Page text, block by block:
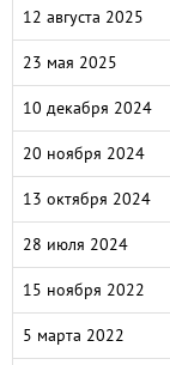
12 августа 2025
23 мая 2025
10 декабря 2024
20 ноября 2024
13 октября 2024
28 июля 2024
15 ноября 2022
5 марта 2022